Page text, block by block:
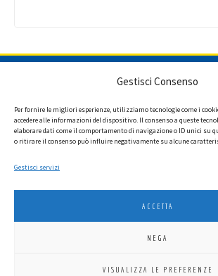
Gestisci Consenso
Per fornire le migliori esperienze, utilizziamo tecnologie come i
accedere alle informazioni del dispositivo. Il consenso a queste
elaborare dati come il comportamento di navigazione o ID unici su
o ritirare il consenso può influire negativamente su alcune
Gestisci servizi
ACCETTA
NEGA
VISUALIZZA LE PREFERENZE
Ho letto l'informativa privacy e acconsento a
newsletter contenente aggiornamenti su attività,
LIONS INTERNATIONAL DISTRETTO 108